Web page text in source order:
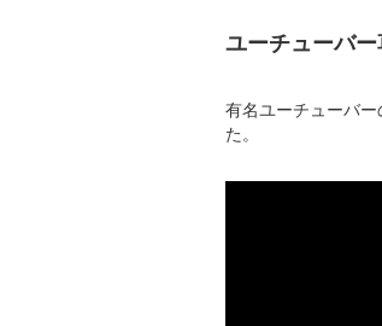
ユーチューバ
有名ユーチューバ
た。